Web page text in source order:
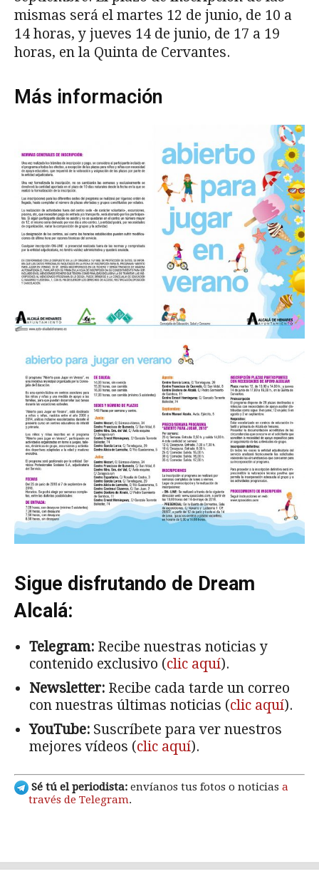
mismas será el martes 12 de junio, de 10 a
14 horas, y jueves 14 de junio, de 17 a 19
horas, en la Quinta de Cervantes.
Más información
Sigue disfrutando de Dream
Alcalá:
Telegram: Recibe nuestras noticias y
contenido exclusivo (clic aquí).
Newsletter: Recibe cada tarde un correo
con nuestras últimas noticias (clic aquí).
YouTube: Suscríbete para ver nuestros
mejores vídeos (clic aquí).
Sé tú el periodista: envíanos tus fotos o noticias a
través de Telegram.